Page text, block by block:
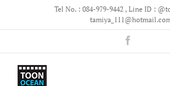
Tel No. : 084-979-9442 , Line ID :